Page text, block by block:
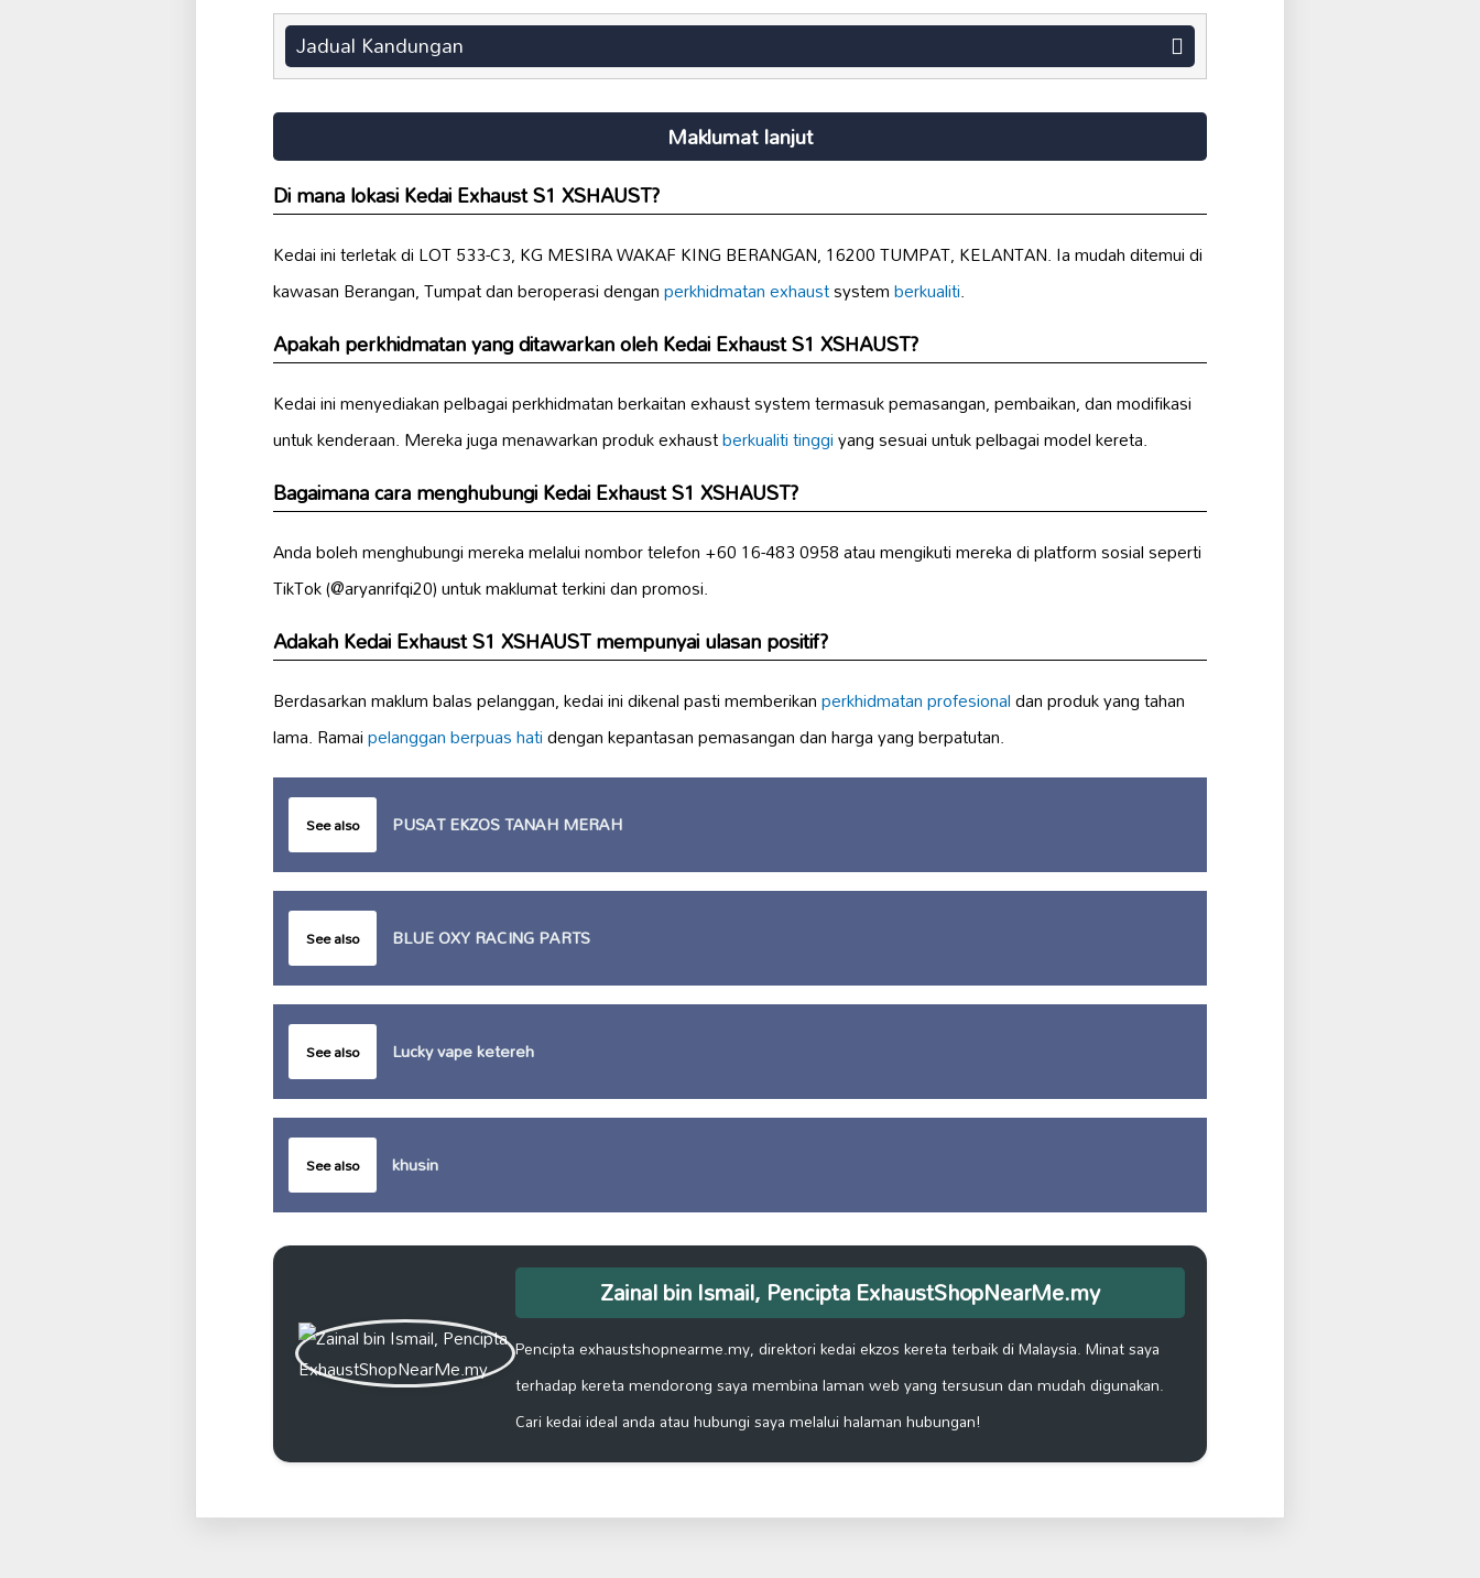
Jadual Kandungan
Maklumat lanjut
Di mana lokasi Kedai Exhaust S1 XSHAUST?
Kedai ini terletak di LOT 533-C3, KG MESIRA WAKAF KING BERANGAN, 16200 TUMPAT, KELANTAN. Ia mudah ditemui di
kawasan Berangan, Tumpat dan beroperasi denganperkhidmatan exhaustsystemberkualiti.
Apakah perkhidmatan yang ditawarkan oleh Kedai Exhaust S1 XSHAUST?
Kedai ini menyediakan pelbagai perkhidmatan berkaitan exhaust system termasuk pemasangan, pembaikan, dan modifikasi
untuk kenderaan. Mereka juga menawarkan produk exhaustberkualiti tinggiyang sesuai untuk pelbagai model kereta.
Bagaimana cara menghubungi Kedai Exhaust S1 XSHAUST?
Anda boleh menghubungi mereka melalui nombor telefon +60 16-483 0958 atau mengikuti mereka di platform sosial seperti
TikTok (@aryanrifqi20) untuk maklumat terkini dan promosi.
Adakah Kedai Exhaust S1 XSHAUST mempunyai ulasan positif?
Berdasarkan maklum balas pelanggan, kedai ini dikenal pasti memberikanperkhidmatan profesionaldan produk yang tahan
lama. Ramaipelanggan berpuas hatidengan kepantasan pemasangan dan harga yang berpatutan.
See also PUSAT EKZOS TANAH MERAH
See also BLUE OXY RACING PARTS
See also Lucky vape ketereh
See also khusin
Zainal bin Ismail, Pencipta ExhaustShopNearMe.my
Pencipta exhaustshopnearme.my, direktori kedai ekzos kereta terbaik di Malaysia. Minat saya
terhadap kereta mendorong saya membina laman web yang tersusun dan mudah digunakan.
Cari kedai ideal anda atau hubungi saya melalui halaman hubungan!